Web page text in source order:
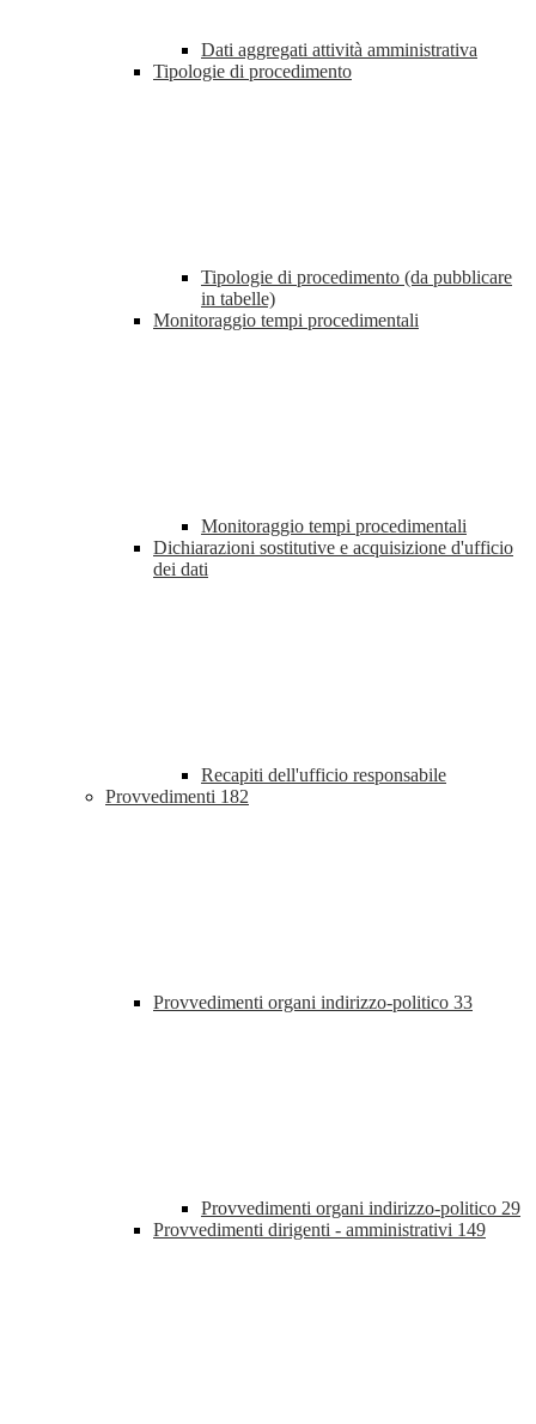
Dati aggregati attività amministrativa
Tipologie di procedimento
Tipologie di procedimento (da pubblicare
in tabelle)
Monitoraggio tempi procedimentali
Monitoraggio tempi procedimentali
Dichiarazioni sostitutive e acquisizione d'ufficio
dei dati
Recapiti dell'ufficio responsabile
Provvedimenti 182
Provvedimenti organi indirizzo-politico 33
Provvedimenti organi indirizzo-politico 29
Provvedimenti dirigenti - amministrativi 149